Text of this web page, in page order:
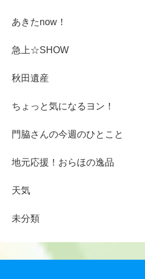
あきたnow！
急上☆SHOW
秋田遺産
ちょっと気になるヨン！
門脇さんの今週のひとこと
地元応援！おらほの逸品
天気
未分類